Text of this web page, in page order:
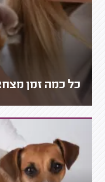
כל כמה זמן